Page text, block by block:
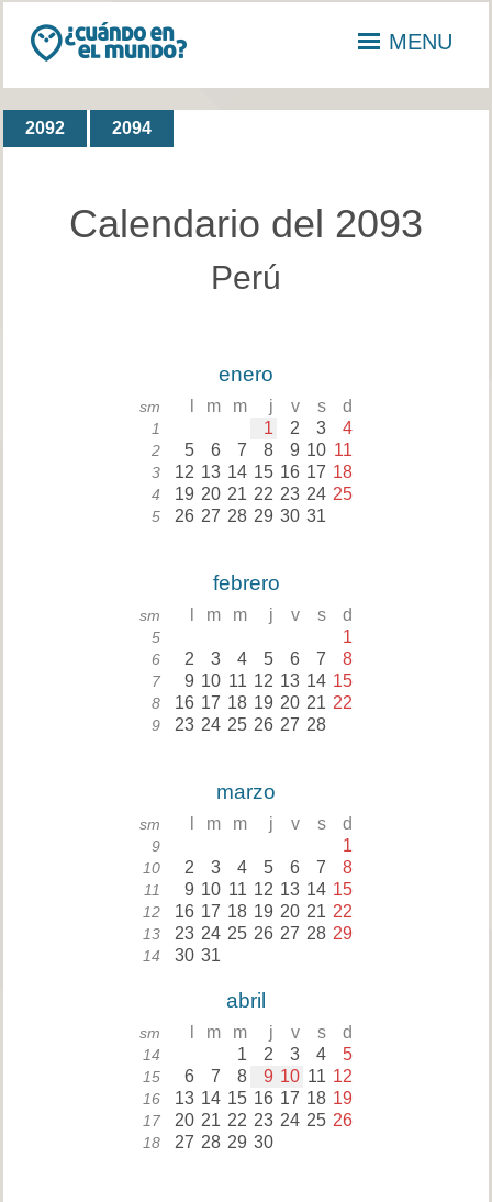
MENU
2092 2094
Calendario del 2093
Perú
enero
sm m m j v s d
1 1 2 3 4
2 5 6 7 8 9 10 11
3 12 13 14 15 16 17 18
4 19 20 21 22 23 24 25
5 26 27 28 29 30 31
febrero
sm m m j v s d
5 1
6 2 3 4 5 6 7 8
7 9 10 11 12 13 14 15
8 16 17 18 19 20 21 22
9 23 24 25 26 27 28
marzo
sm m m j v s d
9 1
10 2 3 4 5 6 7 8
11 9 10 11 12 13 14 15
12 16 17 18 19 20 21 22
13 23 24 25 26 27 28 29
14 30 31
abril
sm m m j v s d
14 1 2 3 4 5
15 6 7 8 9 10 11 12
16 13 14 15 16 17 18 19
17 20 21 22 23 24 25 26
18 27 28 29 30